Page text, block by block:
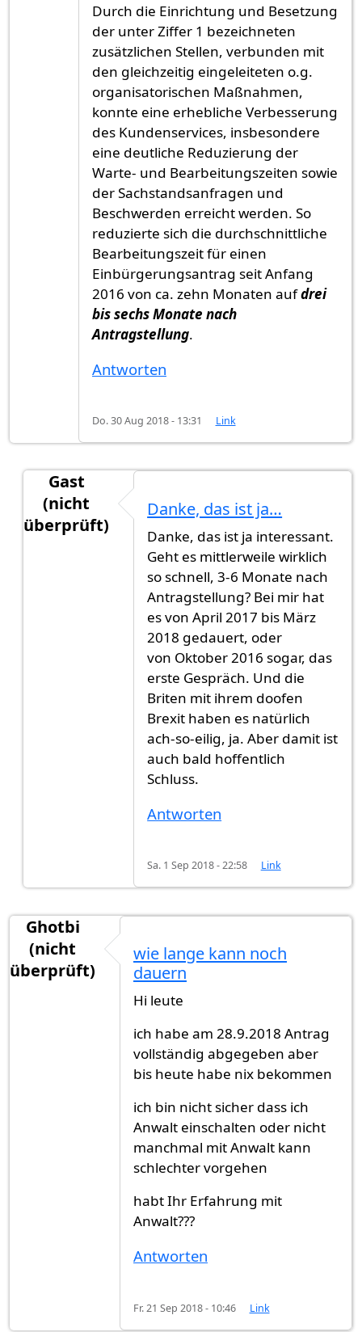
Durch die Einrichtung und Besetzung
der unter Ziffer 1 bezeichneten
zusätzlichen Stellen, verbunden mit
den gleichzeitig eingeleiteten o.g.
organisatorischen Maßnahmen,
konnte eine erhebliche Verbesserung
des Kundenservices, insbesondere
eine deutliche Reduzierung der
Warte- und Bearbeitungszeiten sowie
der Sachstandsanfragen und
Beschwerden erreicht werden. So
reduzierte sich die durchschnittliche
Bearbeitungszeit für einen
Einbürgerungsantrag seit Anfang
2016 von ca. zehn Monaten aufdrei
bis sechs Monate nach
Antragstellung.
Antworten
Do. 30 Aug 2018 - 13:31 Link
Gast
(nicht
überprüft)
Evaluation Personalbedarf im
Danke, das ist ja…
Danke, das ist ja interessant.
Geht es mittlerweile wirklich
so schnell, 3-6 Monate nach
Antragstellung? Bei mir hat
es von April 2017 bis März
2018 gedauert, oder
von Oktober 2016 sogar, das
erste Gespräch. Und die
Briten mit ihrem doofen
Brexit haben es natürlich
ach-so-eilig, ja. Aber damit ist
auch bald hoffentlich
Schluss.
Antworten
Sa. 1 Sep 2018 - 22:58 Link
Ghotbi
(nicht
überprüft)
wie lange kann noch
dauern
Hi leute
ich habe am 28.9.2018 Antrag
vollständig abgegeben aber
bis heute habe nix bekommen
ich bin nicht sicher dass ich
Anwalt einschalten oder nicht
manchmal mit Anwalt kann
schlechter vorgehen
habt Ihr Erfahrung mit
Anwalt???
Antworten
Fr. 21 Sep 2018 - 10:46 Link